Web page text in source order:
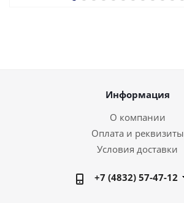
Информация
О компании
Оплата и реквизиты
Условия доставки
+7 (4832) 57-47-12